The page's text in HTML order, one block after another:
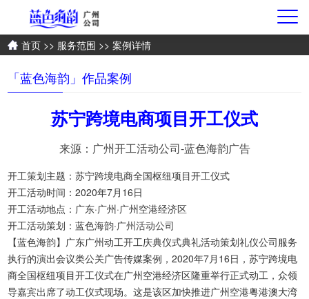
首页 >> 服务范围 >> 案例详情
「蓝色海韵」作品案例
苏宁跨境电商项目开工仪式
来源：广州开工活动公司-蓝色海韵广告
开工策划主题：苏宁跨境电商全国枢纽项目开工仪式
开工活动时间：2020年7月16日
开工活动地点：广东·广州·广州空港经济区
开工活动策划：蓝色海韵·广州活动公司
【蓝色海韵】广东广州动工开工庆典仪式典礼活动策划礼仪公司服务
执行的演出会议类公关广告传媒案例，2020年7月16日，苏宁跨境电
商全国枢纽项目开工仪式在广州空港经济区隆重举行正式动工，众领
导嘉宾出席了动工仪式现场。这是该区加快推进广州空港粤港澳大湾